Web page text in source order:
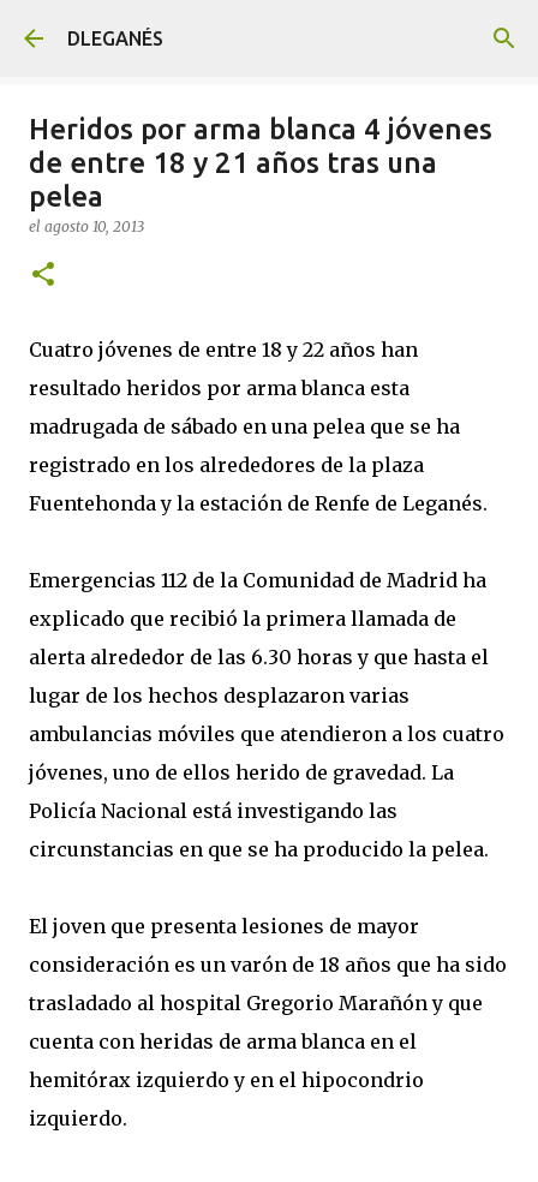
DLEGANÉS
Heridos por arma blanca 4 jóvenes
de entre 18 y 21 años tras una
pelea
el agosto 10, 2013
Cuatro jóvenes de entre 18 y 22 años han
resultado heridos por arma blanca esta
madrugada de sábado en una pelea que se ha
registrado en los alrededores de la plaza
Fuentehonda y la estación de Renfe de Leganés.
Emergencias 112 de la Comunidad de Madrid ha
explicado que recibió la primera llamada de
alerta alrededor de las 6.30 horas y que hasta el
lugar de los hechos desplazaron varias
ambulancias móviles que atendieron a los cuatro
jóvenes, uno de ellos herido de gravedad. La
Policía Nacional está investigando las
circunstancias en que se ha producido la pelea.
El joven que presenta lesiones de mayor
consideración es un varón de 18 años que ha sido
trasladado al hospital Gregorio Marañón y que
cuenta con heridas de arma blanca en el
hemitórax izquierdo y en el hipocondrio
izquierdo.